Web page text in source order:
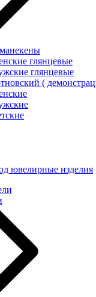
глянцевые
глянцевые
(
ювелирные изделия